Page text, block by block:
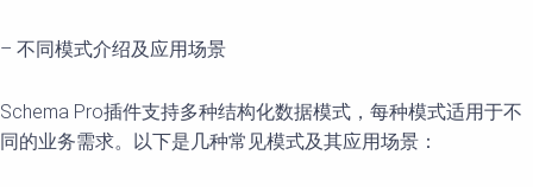
– 不同模式介绍及应用场景
Schema Pro插件支持多种结构化数据模式，每种模式适用于不
同的业务需求。以下是几种常见模式及其应用场景：